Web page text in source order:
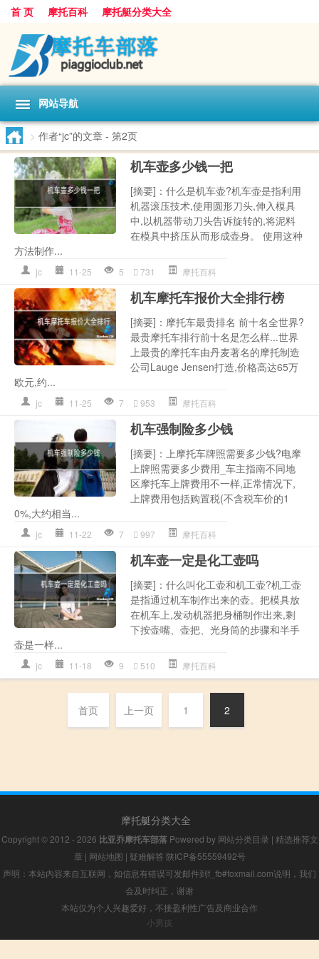
首 页 摩托百科 摩托艇分类大全
网站导航
> 作者“jc”的文章 - 第2页
机车壶多少钱一把
[摘要]：什么是机车壶?机车壶是指利用
机器滚压技术,使用圆形刀头,伸入模具
中,以机器带动刀头告诉旋转的,将泥料
在模具中挤压从而形成壶身。 使用这种
方法制作...
jc 11-25 5 731 摩托百科
机车摩托车报价大全排行榜
[摘要]：摩托车最贵排名 前十名全世界?
最贵摩托车排行前十名是怎么样...世界
上最贵的摩托车由丹麦著名的摩托制造
公司Lauge Jensen打造,价格高达65万
欧元,约...
jc 11-25 7 953 摩托百科
机车强制险多少钱
[摘要]：上摩托车牌照需要多少钱?电摩
上牌照需要多少费用_车主指南不同地
区摩托车上牌费用不一样,正常情况下,
上牌费用包括购置税(不含税车价的1
0%,大约相当...
jc 11-22 7 997 摩托百科
机车壶一定是化工壶吗
[摘要]：什么叫化工壶和机工壶?机工壶
是指通过机车制作出来的壶。把模具放
在机车上,发动机器把身桶制作出来,剩
下按壶嘴、壶把、光身筒的步骤和半手
壶是一样...
jc 11-18 9 510 摩托百科
首页 上一页 1 2
摩托艇分类大全
Copyright © 2012 - 2026 比亚乔摩托车部落Powered by 网站分类目录 | 精选推荐文
章 | 网站地图 | 疑难解答 陕ICP备55559492号
声明：本站内容来自互联网，如信息有错误可发邮件到f_fb#foxmail.com说明，我们
会及时纠正，谢谢
本站仅为个人兴趣爱好，不接盈利性广告及商业合作
小男孩